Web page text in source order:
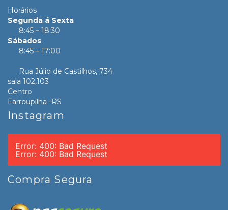
Horários
Segunda á Sexta
8:45 – 18:30
Sábados
8:45 – 17:00
Rua Júlio de Castilhos, 734
sala 102,103
Centro
Farroupilha -RS
Instagram
Error: 400: Bad Request
Error: 400: Bad Request
Compra Segura